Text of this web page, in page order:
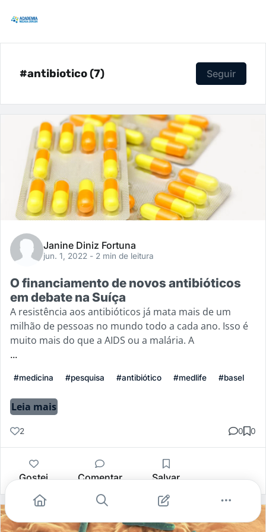
#antibiotico (7) Seguir
Janine Diniz Fortuna
jun. 1, 2022 - 2 min de leitura
O financiamento de novos antibióticos
em debate na Suíça
A resistência aos antibióticos já mata mais de um
milhão de pessoas no mundo todo a cada ano. Isso é
muito mais do que a AIDS ou a malária. A
...
#medicina #pesquisa #antibiótico #medlife #basel
Leia mais
2 0 0
Gostei Comentar Salvar